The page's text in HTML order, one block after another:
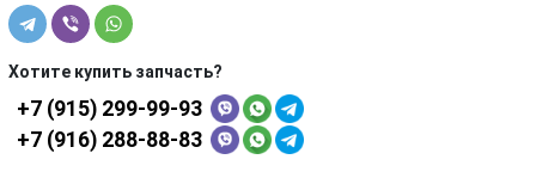
Хотите купить запчасть?
+7 (915) 299-99-93
+7 (916) 288-88-83